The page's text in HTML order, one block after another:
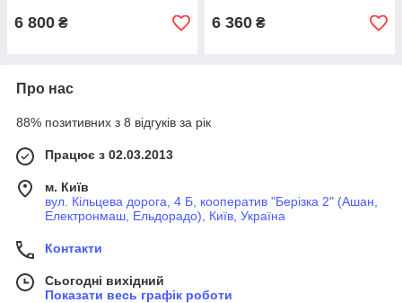
6 800 ₴ 6 360 ₴
Про нас
88% позитивних з 8 відгуків за рік
Працює з 02.03.2013
м. Київ
вул. Кільцева дорога, 4 Б, кооператив "Берізка 2" (Ашан,
Електронмаш, Ельдорадо), Київ, Україна
Контакти
Сьогодні вихідний
Показати весь графік роботи